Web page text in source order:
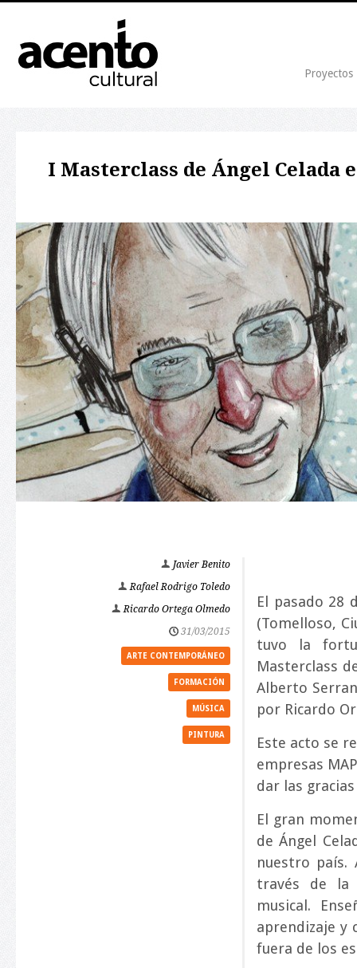
Proyectos
I Masterclass de Ángel Celada
Javier Benito
Rafael Rodrigo Toledo
Ricardo Ortega Olmedo
31/03/2015
ARTE CONTEMPORÁNEO
FORMACIÓN
MÚSICA
PINTURA
El pasado 28
(Tomelloso,
tuvo la
Masterclass
Alberto
por Ricardo
Este acto se
empresas
dar las
El gran
de Ángel
nuestro
través de la
musical.
aprendizaje y
fuera de los